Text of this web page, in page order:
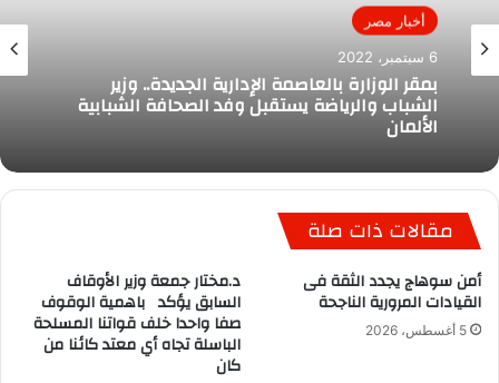
أخبار مصر
6 سبتمبر، 2022
بمقر الوزارة بالعاصمة الإدارية الجديدة.. وزير
الشباب والرياضة يستقبل وفد الصحافة الشبابية
الألمان
مقالات ذات صلة
أمن سوهاج يجدد الثقة فى
القيادات المرورية الناجحة
5 أغسطس، 2026
د.مختار جمعة وزير الأوقاف
السابق يؤكد باهمية الوقوف
صفا واحدا خلف قواتنا المسلحة
الباسلة تجاه أي معتد كائنا من
كان